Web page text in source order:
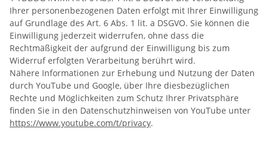
Ihrer personenbezogenen Daten erfolgt mit Ihrer Einwilligung
auf Grundlage des Art. 6 Abs. 1 lit. a DSGVO. Sie können die
Einwilligung jederzeit widerrufen, ohne dass die
Rechtmäßigkeit der aufgrund der Einwilligung bis zum
Widerruf erfolgten Verarbeitung berührt wird.
Nähere Informationen zur Erhebung und Nutzung der Daten
durch YouTube und Google, über Ihre diesbezüglichen
Rechte und Möglichkeiten zum Schutz Ihrer Privatsphäre
finden Sie in den Datenschutzhinweisen von YouTube unter
https://www.youtube.com/t/privacy.